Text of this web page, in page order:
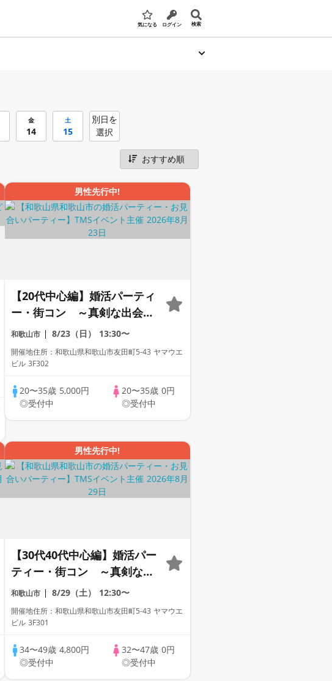
気になる ログイン 検索
金
14
土
15
別日を
選択
男性先行中!
【20代中心編】婚活パーティ
ー・街コン ～真剣な出会い
～
和歌山市 8/23（日） 13:30〜
開催地住所：和歌山県和歌山市友田町5-43 ヤマウエ
ビル 3F302
20〜35歳 5,000円
◎受付中
20〜35歳 0円
◎受付中
男性先行中!
【30代40代中心編】婚活パー
ティー・街コン ～真剣な出
会い～
和歌山市 8/29（土） 12:30〜
開催地住所：和歌山県和歌山市友田町5-43 ヤマウエ
ビル 3F301
34〜49歳4,800円
◎受付中
32〜47歳 0円
◎受付中